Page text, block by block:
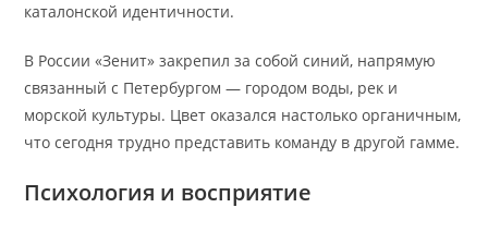
каталонской идентичности.
В России «Зенит» закрепил за собой синий, напрямую
связанный с Петербургом — городом воды, рек и
морской культуры. Цвет оказался настолько органичным,
что сегодня трудно представить команду в другой гамме.
Психология и восприятие